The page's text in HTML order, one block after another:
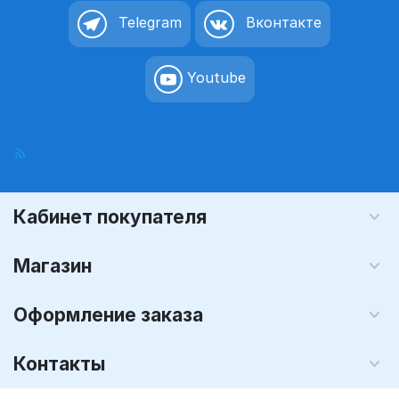
Telegram Вконтакте
Youtube
Кабинет покупателя
Магазин
Оформление заказа
Контакты